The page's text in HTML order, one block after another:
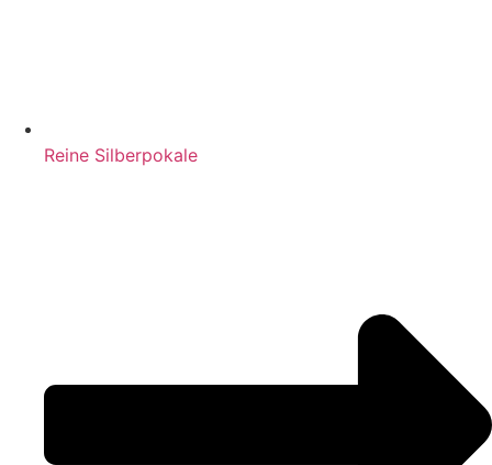
Reine Silberpokale